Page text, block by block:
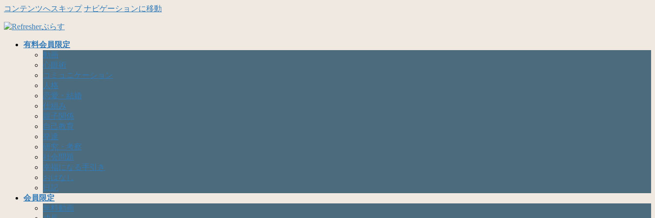
コンテンツへスキップ ナビゲーションに移動
有料会員限定
動画
心眼術
コミュニケーション
人格
恋愛・結婚
仕組み
親子関係
自己教育
発達
研究・考察
社会問題
幸福になる手引き
おはなし
日記
会員限定
無料動画